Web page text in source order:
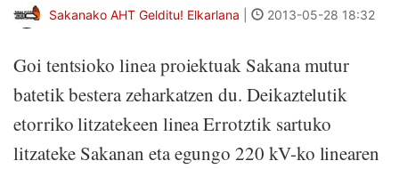
Sakanako AHT Gelditu! Elkarlana 2013-05-28 18:32
Goi tentsioko linea proiektuak Sakana mutur
batetik bestera zeharkatzen du. Deikaztelutik
etorriko litzatekeen linea Errotztik sartuko
litzateke Sakanan eta egungo 220 kV-ko linearen